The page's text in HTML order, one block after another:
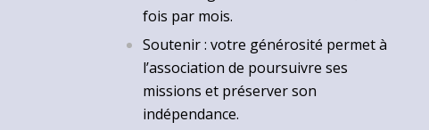
fois par mois.
Soutenir : votre générosité permet à
l’association de poursuivre ses
missions et préserver son
indépendance.